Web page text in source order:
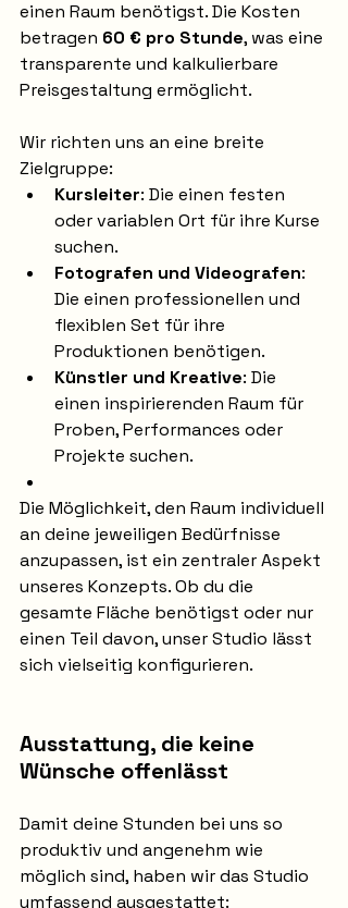
einen Raum benötigst. Die Kosten
betragen 60 € pro Stunde, was eine
transparente und kalkulierbare
Preisgestaltung ermöglicht.
Wir richten uns an eine breite
Zielgruppe:
Kursleiter: Die einen festen
oder variablen Ort für ihre Kurse
suchen.
Fotografen und Videografen:
Die einen professionellen und
flexiblen Set für ihre
Produktionen benötigen.
Künstler und Kreative: Die
einen inspirierenden Raum für
Proben, Performances oder
Projekte suchen.
Die Möglichkeit, den Raum individuell
an deine jeweiligen Bedürfnisse
anzupassen, ist ein zentraler Aspekt
unseres Konzepts. Ob du die
gesamte Fläche benötigst oder nur
einen Teil davon, unser Studio lässt
sich vielseitig konfigurieren.
Ausstattung, die keine
Wünsche offenlässt
Damit deine Stunden bei uns so
produktiv und angenehm wie
möglich sind, haben wir das Studio
umfassend ausgestattet: